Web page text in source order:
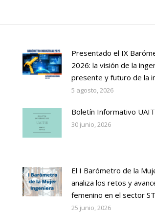
Presentado el IX
2026: la visión de la
presente y futuro de la
5 agosto, 2026
Boletín Informativo
30 junio, 2026
El I Barómetro de la
analiza los retos y
femenino en el sector
25 junio, 2026